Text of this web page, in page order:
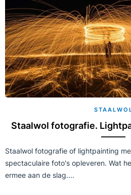
Staalwol fotografie.
Staalwol fotografie of lightpainting
spectaculaire foto's opleveren. Wat
ermee aan de slag....